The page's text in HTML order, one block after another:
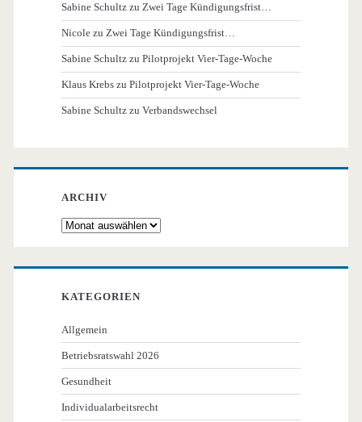
Sabine Schultz zuZwei Tage Kündigungsfrist…
Nicole zuZwei Tage Kündigungsfrist…
Sabine Schultz zuPilotprojekt Vier-Tage-Woche
Klaus Krebs zuPilotprojekt Vier-Tage-Woche
Sabine Schultz zuVerbandswechsel
ARCHIV
Archiv
KATEGORIEN
Allgemein
Betriebsratswahl 2026
Gesundheit
Individualarbeitsrecht